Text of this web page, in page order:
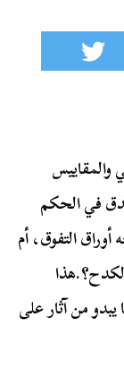
والمقاييس
في الحكم
التفوق، أم
من آثار على